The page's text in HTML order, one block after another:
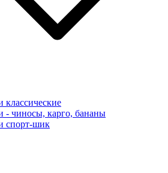
классические
- чиносы, карго, бананы
спорт-шик